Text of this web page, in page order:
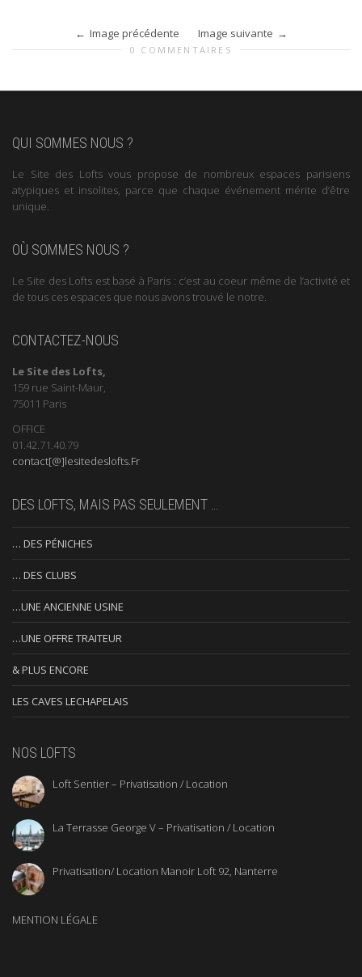
Image précédente Image suivante
0 COMMENTAIRES
QUI SOMMES NOUS ?
Le Site des Lofts vous propose de nombreux espaces parisiens
atypiques et insolites, parce que chaque événement mérite d’être
unique.
OÙ SOMMES NOUS ?
Le Site des Lofts est basé à Paris : c’est au coeur même de l’activité et
de tous ces espaces que nous avons trouvé le notre.
CONTACTEZ-NOUS
Le Site des Lofts,
159 rue Saint-Maur,
75011 Paris
OFFICE
01.42.71.40.79
contact[@]lesitedeslofts.Fr
DES LOFTS, MAIS PAS SEULEMENT …
… DES PÉNICHES
… DES CLUBS
…UNE ANCIENNE USINE
…UNE OFFRE TRAITEUR
& PLUS ENCORE
LES CAVES LECHAPELAIS
NOS LOFTS
Loft Sentier – Privatisation / Location
La Terrasse George V – Privatisation / Location
Privatisation/ Location Manoir Loft 92, Nanterre
MENTION LÉGALE